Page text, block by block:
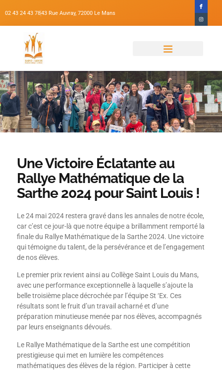
02 43 24 43 7843 Rue Auvray, 72000 Le Mans
Une Victoire Éclatante au
Rallye Mathématique de la
Sarthe 2024 pour Saint Louis !
Le 24 mai 2024 restera gravé dans les annales de notre école,
car c’est ce jour-là que notre équipe a brillamment remporté la
finale du Rallye Mathématique de la Sarthe 2024. Une victoire
qui témoigne du talent, de la persévérance et de l’engagement
de nos élèves.
Le premier prix revient ainsi au Collège Saint Louis du Mans,
avec une performance exceptionnelle à laquelle s’ajoute la
belle troisième place décrochée par l’équipe St ‘Ex. Ces
résultats sont le fruit d’un travail acharné et d’une
préparation minutieuse menée par nos élèves, accompagnés
par leurs enseignants dévoués.
Le Rallye Mathématique de la Sarthe est une compétition
prestigieuse qui met en lumière les compétences
mathématiques des élèves de la région. Participer à cette